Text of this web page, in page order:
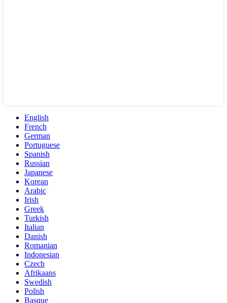
English
French
German
Portuguese
Spanish
Russian
Japanese
Korean
Arabic
Irish
Greek
Turkish
Italian
Danish
Romanian
Indonesian
Czech
Afrikaans
Swedish
Polish
Basque